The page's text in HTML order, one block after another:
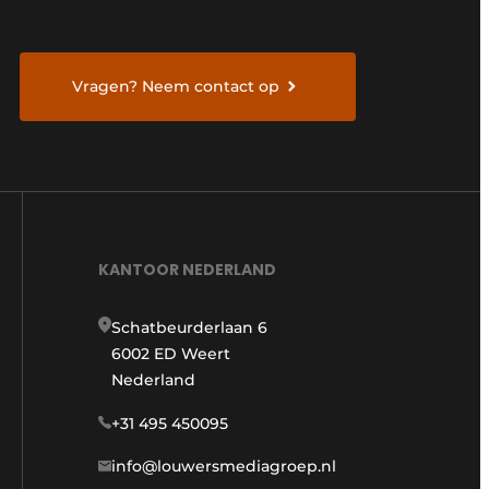
Vragen? Neem contact op
KANTOOR NEDERLAND
Schatbeurderlaan 6
6002 ED Weert
Nederland
+31 495 450095
info@louwersmediagroep.nl